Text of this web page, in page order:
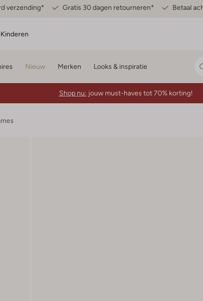
verzending* Gratis 30 dagen retourneren* Betaal
Kinderen
Nieuw Merken Looks & inspiratie
Shop nu: jouw must-haves tot 70% korting!